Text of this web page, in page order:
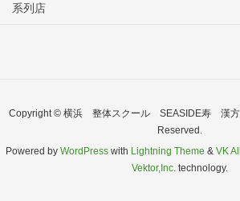
系列店
Copyright © 横浜 整体スクール SEASIDE寿 漢
Reserved.
Powered by WordPresswith Lightning Theme & VK
Vektor,Inc. technology.